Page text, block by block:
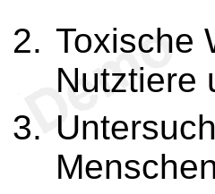
Toxische
Nutztiere